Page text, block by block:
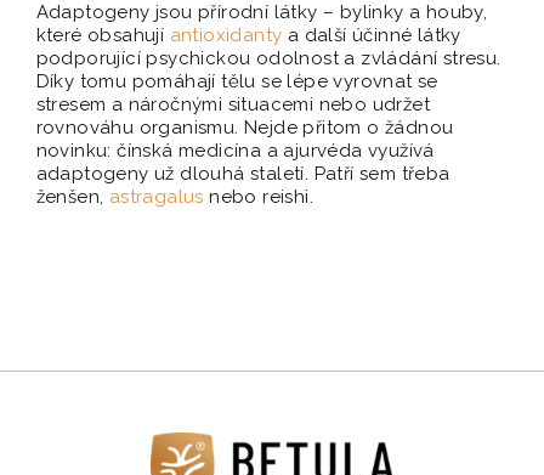
Adaptogeny jsou přírodní látky – bylinky a houby,
které obsahují antioxidanty a další účinné látky
podporující psychickou odolnost a zvládání stresu.
Díky tomu pomáhají tělu se lépe vyrovnat se
stresem a náročnými situacemi nebo udržet
rovnováhu organismu. Nejde přitom o žádnou
novinku: čínská medicína a ajurvéda využívá
adaptogeny už dlouhá staletí. Patří sem třeba
ženšen, astragalus nebo reishi.